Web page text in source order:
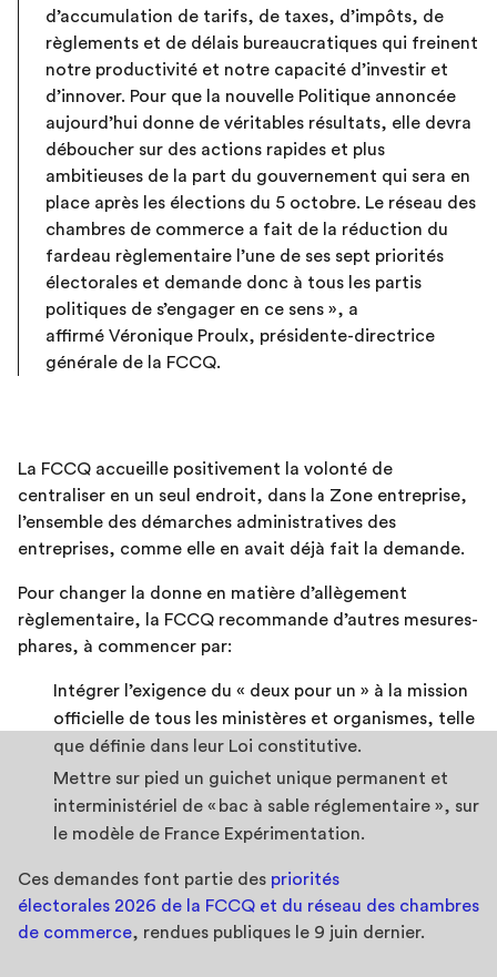
d’accumulation de tarifs, de taxes, d’impôts, de
règlements et de délais bureaucratiques qui freinent
notre productivité et notre capacité d’investir et
d’innover. Pour que la nouvelle Politique annoncée
aujourd’hui donne de véritables résultats, elle devra
déboucher sur des actions rapides et plus
ambitieuses de la part du gouvernement qui sera en
place après les élections du 5 octobre. Le réseau des
chambres de commerce a fait de la réduction du
fardeau règlementaire l’une de ses sept priorités
électorales et demande donc à tous les partis
politiques de s’engager en ce sens », a
affirmé Véronique Proulx, présidente-directrice
générale de la FCCQ.
La FCCQ accueille positivement la volonté de
centraliser en un seul endroit, dans la Zone entreprise,
l’ensemble des démarches administratives des
entreprises, comme elle en avait déjà fait la demande.
Pour changer la donne en matière d’allègement
règlementaire, la FCCQ recommande d’autres mesures-
phares, à commencer par:
Intégrer l’exigence du « deux pour un » à la mission
officielle de tous les ministères et organismes, telle
que définie dans leur Loi constitutive.
Mettre sur pied un guichet unique permanent et
interministériel de « bac à sable réglementaire », sur
le modèle de France Expérimentation.
Ces demandes font partie des priorités
électorales 2026 de la FCCQ et du réseau des chambres
de commerce, rendues publiques le 9 juin dernier.